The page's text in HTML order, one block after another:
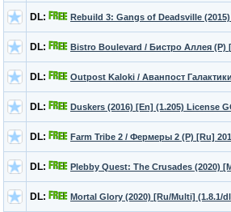
DL: Rebuild 3: Gangs of Deadsville
DL: Bistro Boulevard / Бистро Аллея (P)
DL: Outpost Kaloki / Аванпост
DL: Duskers (2016) [En] (1.205) License
DL: Farm Tribe 2 / Фермеры 2 (P) [Ru]
DL: Plebby Quest: The Crusades (2020)
DL: Mortal Glory (2020) [Ru/Multi] (1.8.1/